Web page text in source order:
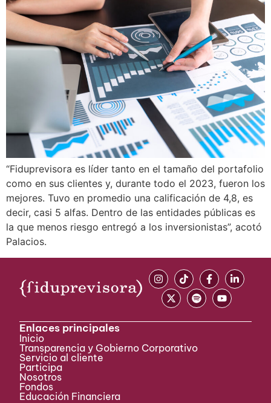
“Fiduprevisora es líder tanto en el tamaño del portafolio
como en sus clientes y, durante todo el 2023, fueron los
mejores. Tuvo en promedio una calificación de 4,8, es
decir, casi 5 alfas. Dentro de las entidades públicas es
la que menos riesgo entregó a los inversionistas”, acotó
Palacios.
Enlaces principales
Inicio
Transparencia y Gobierno Corporativo
Servicio al cliente
Participa ​
Nosotros
Fondos
Educación Financiera